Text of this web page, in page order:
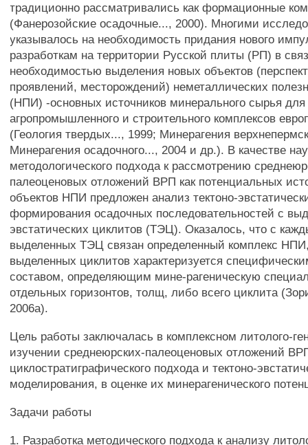
традиционно рассматривались как формационные
(Фанерозойские осадочные..., 2000). Многими
указывалось на необходимость придания нового
разработкам на территории Русской плиты (РП) в
необходимостью выделения новых объектов
проявлений, месторождений) неметаллических
(НПИ) -основных источников минерального сырья для
агропромышленного и строительного комплексов
(Геология твердых..., 1999; Минерагения
Минерагения осадочного..., 2004 и др.). В качестве
методологического подхода к рассмотрению
палеоценовых отложений ВРП как потенциальных
объектов НПИ предложен анализ тектоно-
формирования осадочных последовательностей с
эвстатических циклитов (ТЭЦ). Оказалось, что с
выделенных ТЭЦ связан определенный комплекс
выделенных циклитов характеризуется
составом, определяющим мине-рагеническую
отдельных горизонтов, толщ, либо всего циклита
2006а).
Цель работы заключалась в комплексном литолого-
изучении среднеюрских-палеоценовых отложений
циклостратиграфического подхода и тектоно-
моделирования, в оценке их минерагенического
Задачи работы
1. Разработка методического подхода к анализу